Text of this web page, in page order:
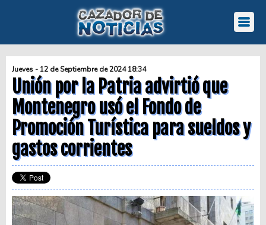
Jueves - 12 de Septiembre de 2024 18:34
Unión por la Patria advirtió que
Montenegro usó el Fondo de
Promoción Turística para sueldos y
gastos corrientes